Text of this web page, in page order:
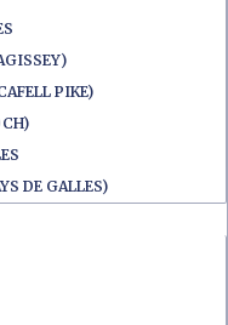
PIKE)
DE GALLES)